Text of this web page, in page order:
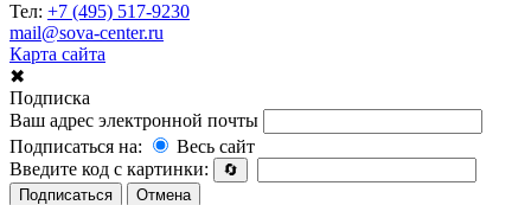
Тел: +7 (495) 517-9230
mail@sova-center.ru
Карта сайта
✖
Подписка
Ваш адрес электронной почты
Подписаться на:
Весь сайт
Введите код с картинки:
🔄
Подписаться
Отмена